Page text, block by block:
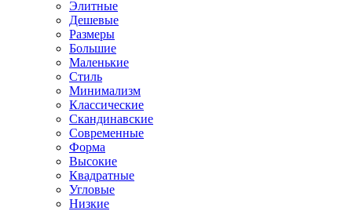
Элитные
Дешевые
Размеры
Большие
Маленькие
Стиль
Минимализм
Классические
Скандинавские
Современные
Форма
Высокие
Квадратные
Угловые
Низкие